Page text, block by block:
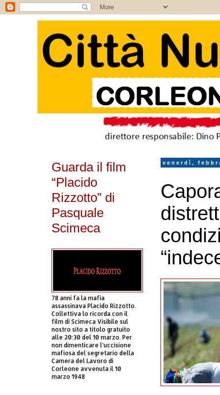
venerdì,
Guarda il film
“Placido
Rizzotto” di
Pasquale
Scimeca
78 anni fa la mafia
assassinava Placido Rizzotto.
Collettiva lo ricorda con il
film di Scimeca Visibile sul
nostro sito a titolo gratuito
alle 20:30 del 10 marzo. Per
non dimenticare l’uccisione
mafiosa del segretario della
Camera del Lavoro di
Corleone avvenuta il 10
marzo 1948